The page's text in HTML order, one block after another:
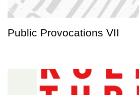
Public Provocations VII